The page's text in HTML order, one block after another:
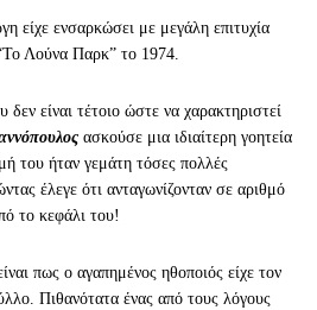
είχε ενσαρκώσει με μεγάλη επιτυχία
Λούνα Παρκ” το 1974.
είναι τέτοιο ώστε να χαρακτηριστεί
ασκούσε μια ιδιαίτερη γοητεία
του ήταν γεμάτη τόσες πολλές
έλεγε ότι ανταγωνίζονταν σε αριθμό
το κεφάλι του!
πως ο αγαπημένος ηθοποιός είχε τον
Πιθανότατα ένας από τους λόγους